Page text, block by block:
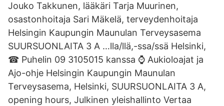
Jouko Takkunen, lääkäri Tarja Muurinen,
osastonhoitaja Sari Mäkelä, terveydenhoitaja
Helsingin Kaupungin Maunulan Terveysasema
SUURSUONLAITA 3 A …lla/llä,-ssa/ssä Helsinki,
☎ Puhelin 09 3105015 kanssa ⌚ Aukioloajat ja
Ajo-ohje Helsingin Kaupungin Maunulan
Terveysasema, Helsinki, SUURSUONLAITA 3 A,
opening hours, Julkinen yleishallinto Vertaa